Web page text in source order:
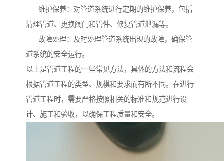
- 维护保养：对管道系统进行定期的维护保养，包括
清理管道、更换阀门和管件、修复管道泄漏等。
- 故障处理：及时处理管道系统出现的故障，确保管
道系统的安全运行。
以上是管道工程的一些常见方法，具体的方法和流程会
根据管道工程的类型、规模和要求而有所不同。在进行
管道工程时，需要严格按照相关的标准和规范进行设
计、施工和验收，以确保工程质量和安全。